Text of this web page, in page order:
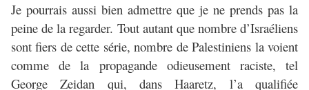
Je pourrais aussi bien admettre que je ne prends pas la
peine de la regarder. Tout autant que nombre d’Israéliens
sont fiers de cette série, nombre de Palestiniens la voient
comme de la propagande odieusement raciste, tel
George Zeidan qui, dans Haaretz, l’a qualifiée